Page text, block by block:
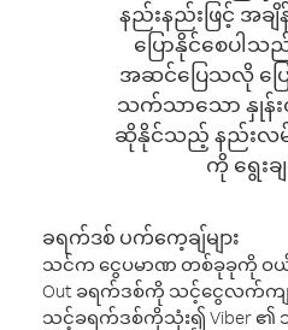
နည်းနည်းဖြင့် အချိ
ပြောနိုင်စေပါ
အဆင်ပြေသလို ပြေ
သက်သာသော နှုန်းထ
ဆိုနိုင်သည့် နည်းလမ်
ကို ရွေးခ
ခရက်ဒစ် ပက်ကေ့ချ်များ
သင်က ငွေပမာဏ တစ်ခုခုကို ဝ
Out ခရက်ဒစ်ကို သင့်ငွေလက်က
သင့်ခရက်ဒစ်ကိုသုံး၍ Viber ၏